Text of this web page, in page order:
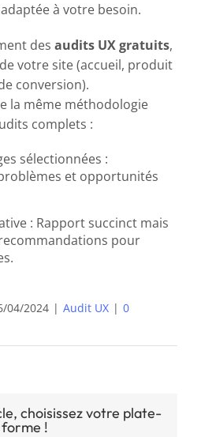
à votre besoin.
des audits UX gratuits,
votre site (accueil, produit
conversion).
la même méthodologie
complets :
sélectionnées :
et opportunités
: Rapport succinct mais
pour
04/2024 | Audit UX | 0
choisissez votre plate-
forme !